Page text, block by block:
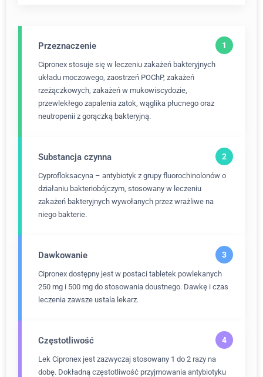
Przeznaczenie
Cipronex stosuje się w leczeniu zakażeń bakteryjnych
układu moczowego, zaostrzeń POChP, zakażeń
rzeżączkowych, zakażeń w mukowiscydozie,
przewlekłego zapalenia zatok, wąglika płucnego oraz
neutropenii z gorączką bakteryjną.
Substancja czynna
Cyprofloksacyna – antybiotyk z grupy fluorochinolonów o
działaniu bakteriobójczym, stosowany w leczeniu
zakażeń bakteryjnych wywołanych przez wrażliwe na
niego bakterie.
Dawkowanie
Cipronex dostępny jest w postaci tabletek powlekanych
250 mg i 500 mg do stosowania doustnego. Dawkę i czas
leczenia zawsze ustala lekarz.
Częstotliwość
Lek Cipronex jest zazwyczaj stosowany 1 do 2 razy na
dobę. Dokładną częstotliwość przyjmowania antybiotyku